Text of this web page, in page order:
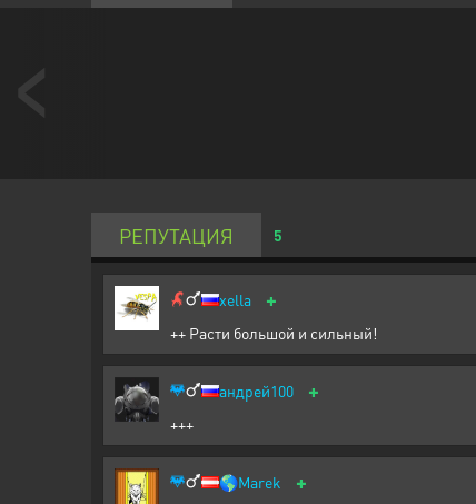
РЕПУТАЦИЯ 5
xella +
++ Расти большой и сильный!
андрей100 +
+++
🌎Marek +